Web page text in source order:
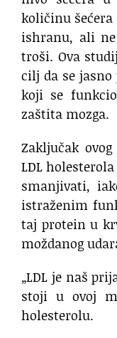
količinu
ishranu, ali
troši. Ova
cilj da se jasno
koji se
zaštita mozga.
Zaključak
LDL
smanjivati,
istraženim
taj protein u
moždanog
„LDL je naš
stoji u ovoj
holesterolu.